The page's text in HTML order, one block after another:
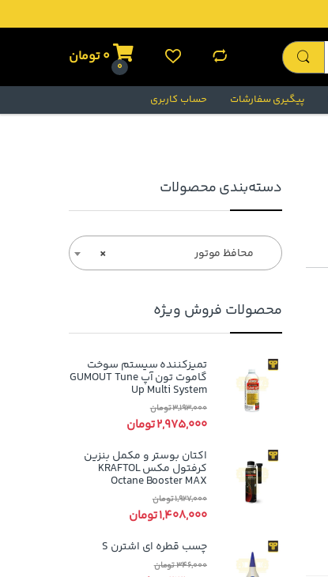
0
0تومان
پیگیری سفارشات حساب کاربری
دسته‌بندی محصولات
× محافظ موتور
محصولات فروش ویژه
تمیزکننده سیستم سوخت
گاموت تون آپ GUMOUT Tune
Up Multi System
2,975,000تومان
3,193,000تومان
اکتان بوستر و مکمل بنزین
کرفتول مکس KRAFTOL
Octane Booster MAX
1,408,000تومان
1,927,000تومان
چسب قطره ای اشترن S
346,000تومان